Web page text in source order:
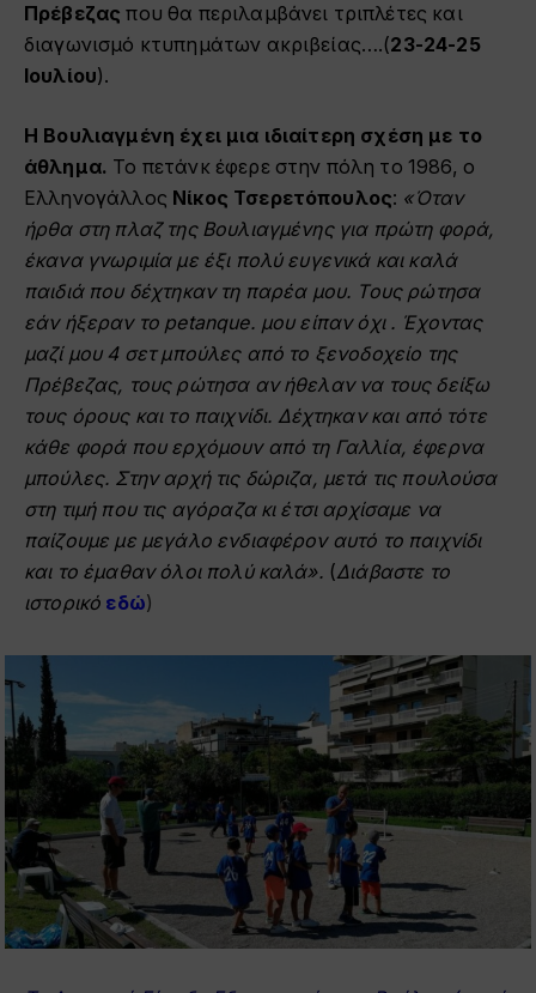
Πρέβεζας που θα περιλαμβάνει τριπλέτες και
διαγωνισμό κτυπημάτων ακριβείας….(23-24-25
Ιουλίου).
Η Βουλιαγμένη έχει μια ιδιαίτερη σχέση με το
άθλημα. Το πετάνκ έφερε στην πόλη το 1986, ο
Ελληνογάλλος Νίκος Τσερετόπουλος: «Όταν
ήρθα στη πλαζ της Βουλιαγμένης για πρώτη φορά,
έκανα γνωριμία με έξι πολύ ευγενικά και καλά
παιδιά που δέχτηκαν τη παρέα μου. Τους ρώτησα
εάν ήξεραν το petanque. μου είπαν όχι . Έχοντας
μαζί μου 4 σετ μπούλες από το ξενοδοχείο της
Πρέβεζας, τους ρώτησα αν ήθελαν να τους δείξω
τους όρους και το παιχνίδι. Δέχτηκαν και από τότε
κάθε φορά που ερχόμουν από τη Γαλλία, έφερνα
μπούλες. Στην αρχή τις δώριζα, μετά τις πουλούσα
στη τιμή που τις αγόραζα κι έτσι αρχίσαμε να
παίζουμε με μεγάλο ενδιαφέρον αυτό το παιχνίδι
και το έμαθαν όλοι πολύ καλά». (Διάβαστε το
ιστορικό εδώ)